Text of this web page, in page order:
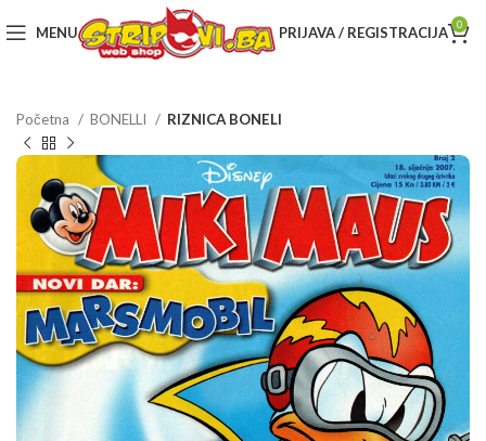
MENU PRIJAVA / REGISTRACIJA 0
Početna BONELLI RIZNICA BONELI